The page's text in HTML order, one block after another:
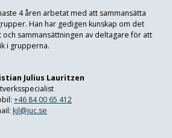
4 åren arbetat med att sammansätta
Han har gedigen kunskap om det
sammansättningen av deltagare för att
i grupperna.
Julius Lauritzen
+46 84 00 65 412
kjl@juc.se